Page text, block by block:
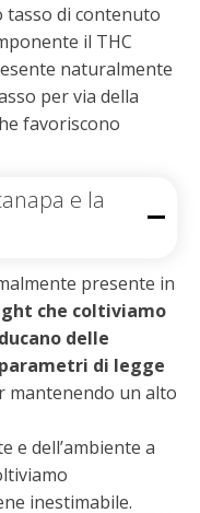
tasso di contenuto
il THC
naturalmente
per via della
favoriscono
e la
presente in
che coltiviamo
delle
di legge
mantenendo un alto
e dell’ambiente a
inestimabile.